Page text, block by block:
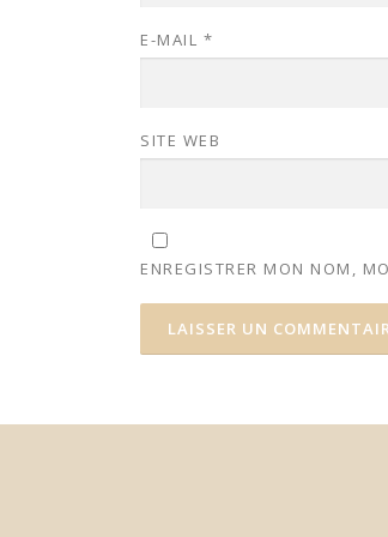
E-MAIL *
SITE WEB
ENREGISTRER MON NOM,